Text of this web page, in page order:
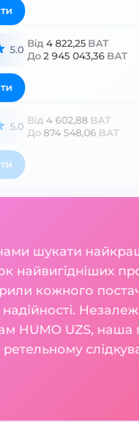
5.0 Від 4 822,25 BAT
До2 945 043,36 BAT
5.0 Від 4 602,88 BAT
До 874 548,06 BAT
шукати
найвигідніших
кожного
надійності.
HUMO UZS,
ретельному